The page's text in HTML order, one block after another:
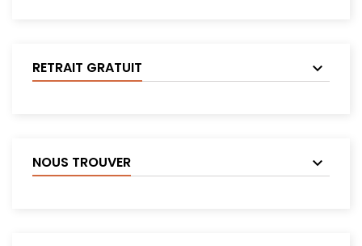
RETRAIT GRATUIT
NOUS TROUVER